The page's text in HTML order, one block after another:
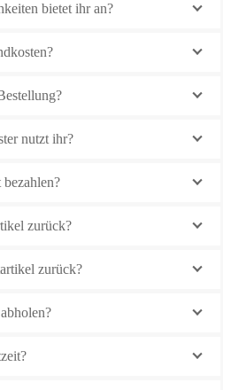
bietet ihr an?
nutzt ihr?
zurück?
zurück?